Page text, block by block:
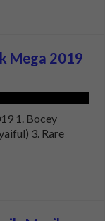
Mega 2019
1. Bocey
3. Rare